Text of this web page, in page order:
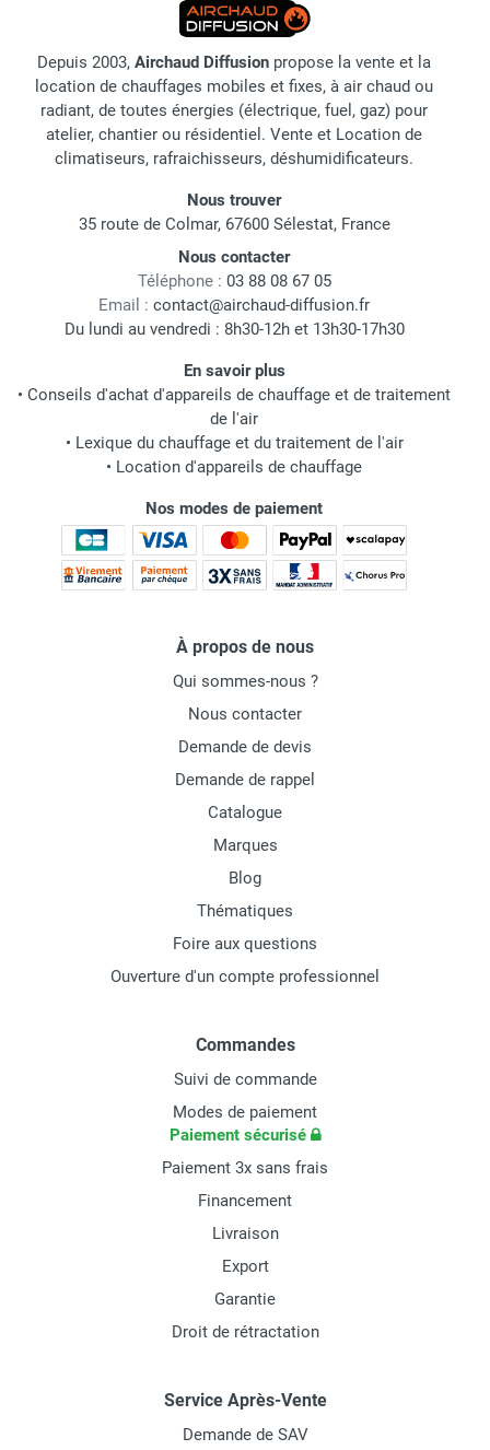
Depuis 2003, Airchaud Diffusion propose la vente et la
location de chauffages mobiles et fixes, à air chaud ou
radiant, de toutes énergies (électrique, fuel, gaz) pour
atelier, chantier ou résidentiel. Vente et Location de
climatiseurs, rafraichisseurs, déshumidificateurs.
Nous trouver
35 route de Colmar, 67600 Sélestat, France
Nous contacter
Téléphone : 03 88 08 67 05
Email : contact@airchaud-diffusion.fr
Du lundi au vendredi : 8h30-12h et 13h30-17h30
En savoir plus
• Conseils d'achat d'appareils de chauffage et de traitement
de l'air
• Lexique du chauffage et du traitement de l'air
• Location d'appareils de chauffage
Nos modes de paiement
À propos de nous
Qui sommes-nous ?
Nous contacter
Demande de devis
Demande de rappel
Catalogue
Marques
Blog
Thématiques
Foire aux questions
Ouverture d'un compte professionnel
Commandes
Suivi de commande
Modes de paiement
Paiement sécurisé
Paiement 3x sans frais
Financement
Livraison
Export
Garantie
Droit de rétractation
Service Après-Vente
Demande de SAV